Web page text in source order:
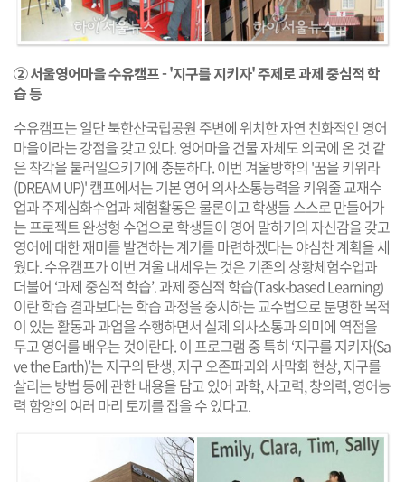
② 서울영어마을 수유캠프 - '지구를 지키자' 주제로 과제 중심적 학
습 등
수유캠프는 일단 북한산국립공원 주변에 위치한 자연 친화적인 영어
마을이라는 강점을 갖고 있다. 영어마을 건물 자체도 외국에 온 것 같
은 착각을 불러일으키기에 충분하다. 이번 겨울방학의 '꿈을 키워라
(DREAM UP)' 캠프에서는 기본 영어 의사소통능력을 키워줄 교재수
업과 주제심화수업과 체험활동은 물론이고 학생들 스스로 만들어가
는 프로젝트 완성형 수업으로 학생들이 영어 말하기의 자신감을 갖고
영어에 대한 재미를 발견하는 계기를 마련하겠다는 야심찬 계획을 세
웠다. 수유캠프가 이번 겨울 내세우는 것은 기존의 상황체험수업과
더불어 ‘과제 중심적 학습’. 과제 중심적 학습(Task-based Learning)
이란 학습 결과보다는 학습 과정을 중시하는 교수법으로 분명한 목적
이 있는 활동과 과업을 수행하면서 실제 의사소통과 의미에 역점을
두고 영어를 배우는 것이란다. 이 프로그램 중 특히 ‘지구를 지키자(Sa
ve the Earth)’는 지구의 탄생, 지구 오존파괴와 사막화 현상, 지구를
살리는 방법 등에 관한 내용을 담고 있어 과학, 사고력, 창의력, 영어능
력 함양의 여러 마리 토끼를 잡을 수 있다고.